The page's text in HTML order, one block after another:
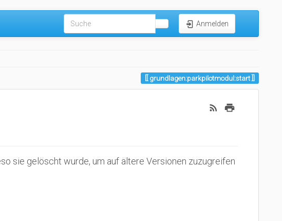
Anmelden
grundlagen:parkpilotmodul:start
sie gelöscht wurde, um auf ältere Versionen zuzugreifen